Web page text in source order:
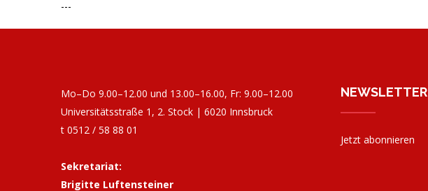
---
Mo–Do 9.00–12.00 und 13.00–16.00, Fr: 9.00–12.00
Universitätsstraße 1, 2. Stock | 6020 Innsbruck
t 0512 / 58 88 01
Sekretariat:
Brigitte Luftensteiner
NEWSLETTER
Jetzt abonnieren